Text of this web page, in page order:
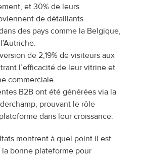
et 30% de leurs
de détaillants
des pays comme la Belgique,
de 2,19% de visiteurs aux
l’efficacité de leur vitrine et
commerciale.
B2B ont été générées via la
prouvant le rôle
dans leur croissance.
montrent à quel point il est
la bonne plateforme pour